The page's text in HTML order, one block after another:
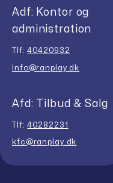
Adf: Kontor og
administration
Tlf:40420932
info@ranplay.dk
Afd: Tilbud & Salg
Tlf:40282231
kfc@ranplay.dk